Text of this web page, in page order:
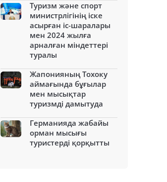
Туризм және спорт
министрлігінің іске
асырған іс-шаралары
мен 2024 жылға
арналған міндеттері
туралы
Жапонияның Тохоку
аймағында бұғылар
мен мысықтар
туризмді дамытуда
Германияда жабайы
орман мысығы
туристерді қорқытты